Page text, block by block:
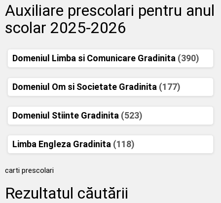
Auxiliare prescolari pentru anul
scolar 2025-2026
Domeniul Limba si Comunicare Gradinita (390)
Domeniul Om si Societate Gradinita (177)
Domeniul Stiinte Gradinita (523)
Limba Engleza Gradinita (118)
carti prescolari
Rezultatul căutării